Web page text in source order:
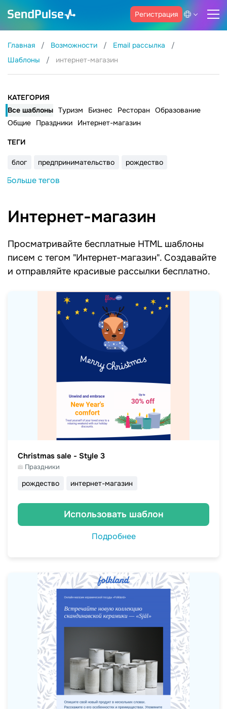
Регистрация
Главная Возможности
Email рассылка
Шаблоны
интернет-магазин
КАТЕГОРИЯ
Все шаблоны Туризм Бизнес Ресторан
Образование
Общие
Праздники Интернет-магазин
ТЕГИ
блог предпринимательство рождество
Больше тегов
Интернет-магазин
Просматривайте бесплатные HTML шаблоны
писем c тегом "Интернет-магазин". Создавайте
и отправляйте красивые рассылки бесплатно.
Christmas sale - Style 3
Праздники
рождество интернет-магазин
Использовать шаблон
Подробнее